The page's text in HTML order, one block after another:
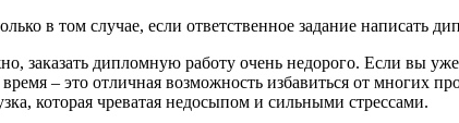
в том случае, если ответственное задание
заказать дипломную работу очень недорого. Если вы
– это отличная возможность избавиться от многих
которая чреватая недосыпом и сильными стрессами.